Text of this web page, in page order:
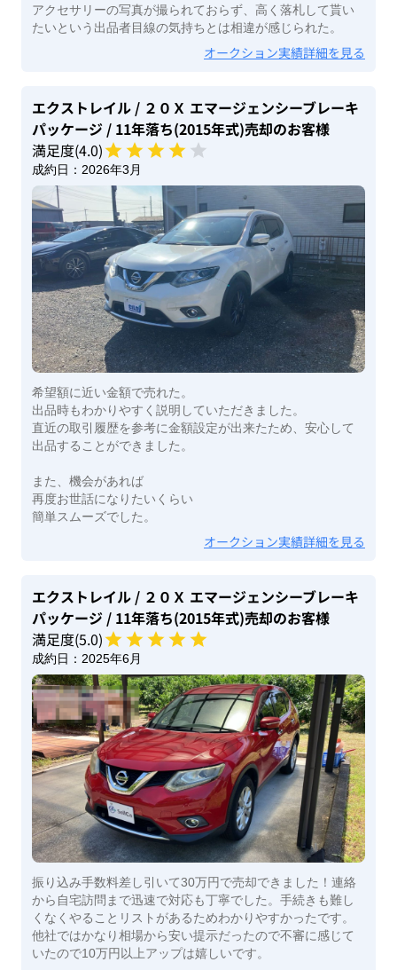
アクセサリーの写真が撮られておらず、高く落札して貰い
たいという出品者目線の気持ちとは相違が感じられた。
オークション実績詳細を見る
エクストレイル / ２０Ｘ エマージェンシーブレーキ
パッケージ / 11年落ち(2015年式)売却のお客様
満足度(4.0)
成約日： 2026年3月
希望額に近い金額で売れた。
出品時もわかりやすく説明していただきました。
直近の取引履歴を参考に金額設定が出来たため、安心して
出品することができました。
また、機会があれば
再度お世話になりたいくらい
簡単スムーズでした。
オークション実績詳細を見る
エクストレイル / ２０Ｘ エマージェンシーブレーキ
パッケージ / 11年落ち(2015年式)売却のお客様
満足度(5.0)
成約日： 2025年6月
振り込み手数料差し引いて30万円で売却できました！連絡
から自宅訪問まで迅速で対応も丁寧でした。手続きも難し
くなくやることリストがあるためわかりやすかったです。
他社ではかなり相場から安い提示だったので不審に感じて
いたので10万円以上アップは嬉しいです。